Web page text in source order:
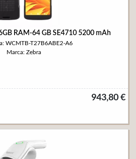
RAM-64 GB SE4710 5200 mAh
WCMTB-T27B6ABE2-A6
Marca: Zebra
943,80 €